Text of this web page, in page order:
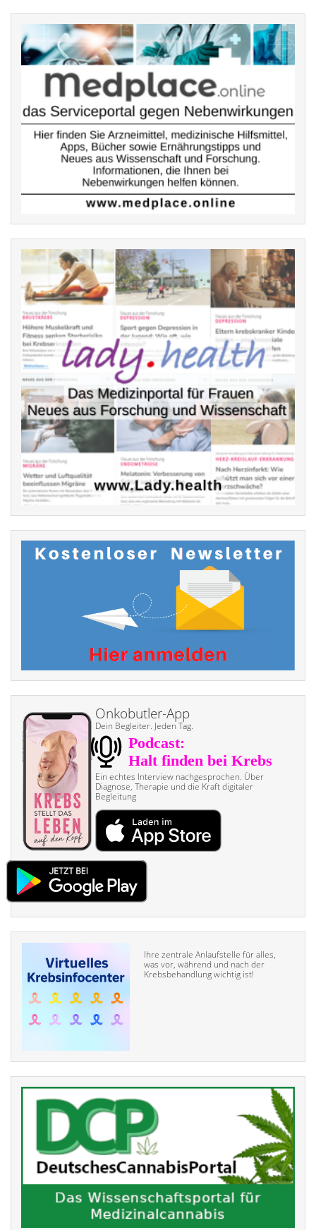
Onkobutler-App
Dein Begleiter. Jeden Tag.
Ein echtes Interview nach­gesprochen. Über
Diagnose, Therapie und die Kraft digitaler
Begleitung
Ihre zentrale Anlaufstelle für alles,
was vor, während und nach der
Krebsbehandlung wichtig ist!